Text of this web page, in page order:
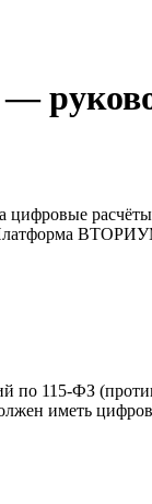
расчёты
по 115-ФЗ
иметь